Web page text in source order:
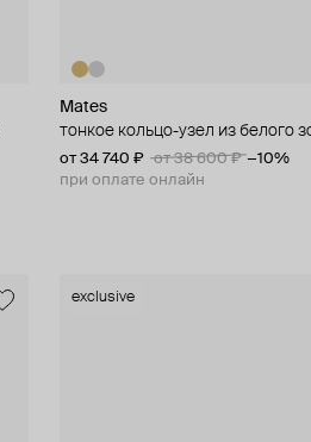
Mates
тонкое кольцо-узел из белого
от 34 740 ₽ от 38 600 ₽ −10%
при оплате онлайн
exclusive